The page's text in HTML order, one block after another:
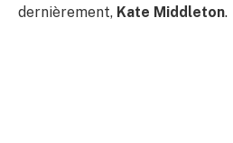
dernièrement, Kate Middleton.